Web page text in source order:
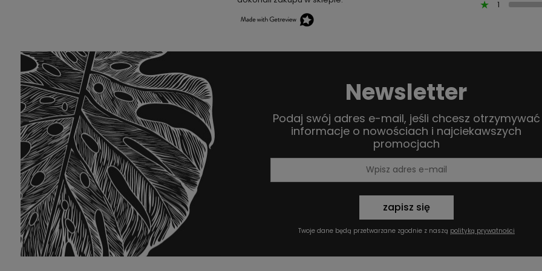
1
Newsletter
Podaj swój adres e-mail, jeśli chcesz otrzymywać
informacje o nowościach i najciekawszych
promocjach
zapisz się
Twoje dane będą przetwarzane zgodnie z naszą polityką prywatności